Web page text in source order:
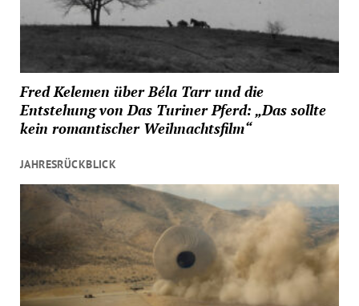
Fred Kelemen über Béla Tarr und die
Entstehung von Das Turiner Pferd: „Das sollte
kein romantischer Weihnachtsfilm“
JAHRESRÜCKBLICK